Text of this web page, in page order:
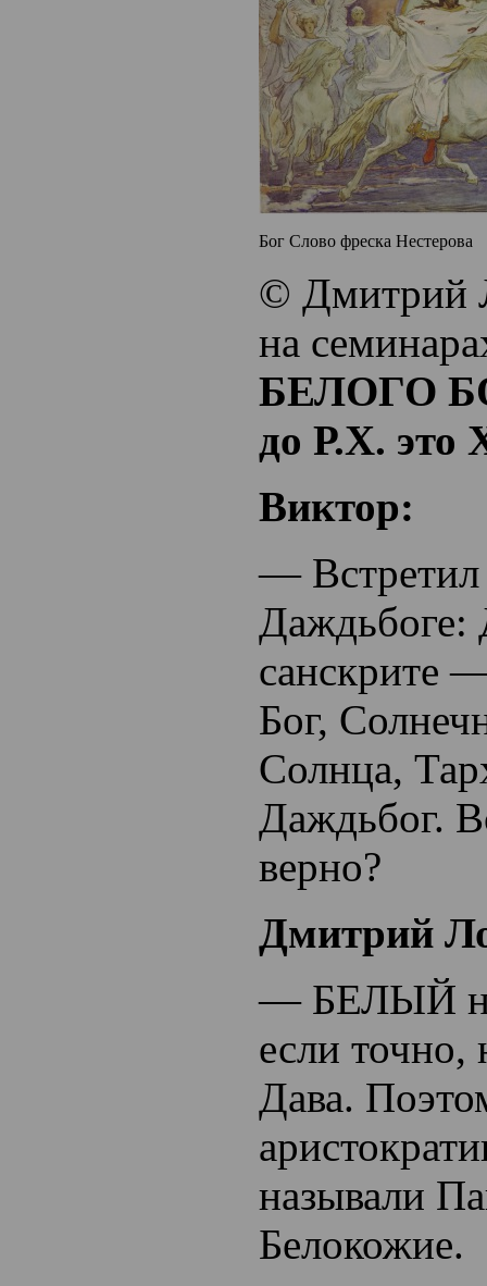
Бог Слово фреска Нестерова
© Дмитрий
на
БЕЛОГО
до Р.Х. это
Виктор:
— Встретил
Даждьбоге:
санскрите
Бог,
Солнца,
Даждьбог.
верно?
Дмитрий
— БЕЛЫЙ на
если
Дава.
называли
Белокожие.